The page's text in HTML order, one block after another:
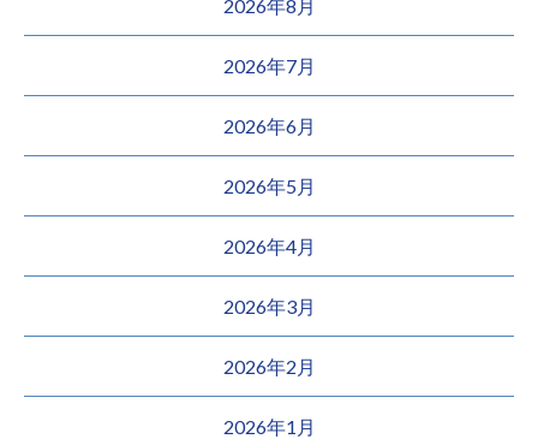
2026年8月
2026年7月
2026年6月
2026年5月
2026年4月
2026年3月
2026年2月
2026年1月